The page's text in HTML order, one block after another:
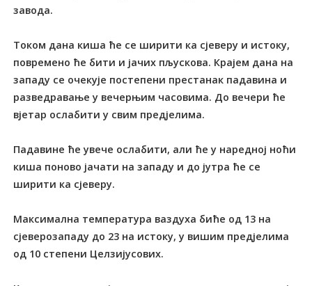
завода.
Током дана киша ће се ширити ка сјеверу и истоку,
повремено ће бити и јачих пљускова. Крајем дана на
западу се очекује постепени престанак падавина и
разведравање у вечерњим часовима. До вечери ће
вјетар ослабити у свим предјелима.
Падавине ће увече ослабити, али ће у наредној ноћи
киша поново јачати на западу и до јутра ће се
ширити ка сјеверу.
Максимална температура ваздуха биће од 13 на
сјеверозападу до 23 на истоку, у вишим предјелима
од 10 степени Целзијусових.